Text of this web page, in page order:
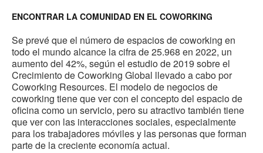
ENCONTRAR LA COMUNIDAD EN EL COWORKING
Se prevé que el número de espacios de coworking en
todo el mundo alcance la cifra de 25.968 en 2022, un
aumento del 42%, según el estudio de 2019 sobre el
Crecimiento de Coworking Global llevado a cabo por
Coworking Resources. El modelo de negocios de
coworking tiene que ver con el concepto del espacio de
oficina como un servicio, pero su atractivo también tiene
que ver con las interacciones sociales, especialmente
para los trabajadores móviles y las personas que forman
parte de la creciente economía actual.